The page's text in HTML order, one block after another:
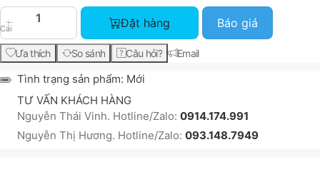
Cái
HP 90 225-ml Cyan DesignJet Ink Cartridge
Đặt hàng Báo giá
Ưa thích So sánh Câu hỏi? Email
Tình trạng sản phẩm: Mới
TƯ VẤN KHÁCH HÀNG
Nguyễn Thái Vinh. Hotline/Zalo: 0914.174.991
Nguyễn Thị Hương. Hotline/Zalo: 093.148.7949